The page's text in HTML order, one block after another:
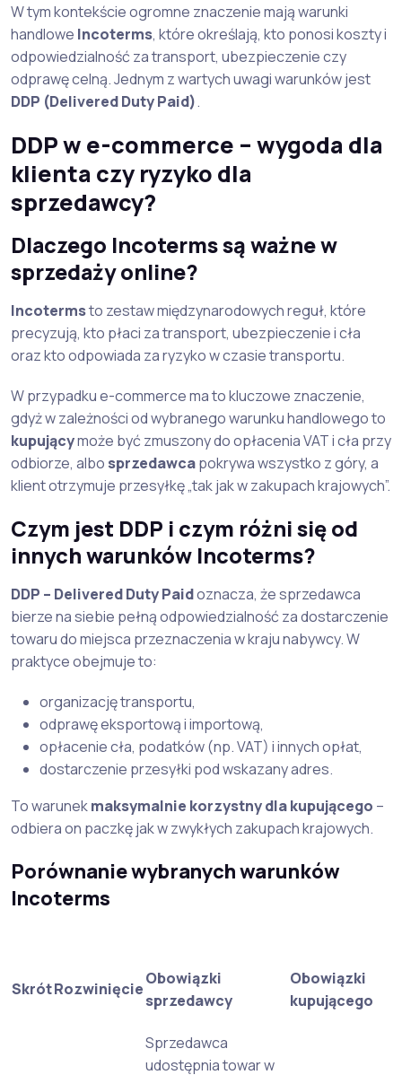
W tym kontekście ogromne znaczenie mają warunki
handlowe Incoterms, które określają, kto ponosi koszty i
odpowiedzialność za transport, ubezpieczenie czy
odprawę celną. Jednym z wartych uwagi warunków jest
DDP (Delivered Duty Paid).
DDP w e-commerce – wygoda dla
klienta czy ryzyko dla
sprzedawcy?
Dlaczego Incoterms są ważne w
sprzedaży online?
Incotermsto zestaw międzynarodowych reguł, które
precyzują, kto płaci za transport, ubezpieczenie i cła
oraz kto odpowiada za ryzyko w czasie transportu.
W przypadku e-commerce ma to kluczowe znaczenie,
gdyż w zależności od wybranego warunku handlowego to
kupującymoże być zmuszony do opłacenia VAT i cła przy
odbiorze, albo sprzedawcapokrywa wszystko z góry, a
klient otrzymuje przesyłkę „tak jak w zakupach krajowych”.
Czym jest DDP i czym różni się od
innych warunków Incoterms?
DDP – Delivered Duty Paidoznacza, że sprzedawca
bierze na siebie pełną odpowiedzialność za dostarczenie
towaru do miejsca przeznaczenia w kraju nabywcy. W
praktyce obejmuje to:
organizację transportu,
odprawę eksportową i importową,
opłacenie cła, podatków (np. VAT) i innych opłat,
dostarczenie przesyłki pod wskazany adres.
To warunekmaksymalnie korzystny dla kupującego –
odbiera on paczkę jak w zwykłych zakupach krajowych.
Porównanie wybranych warunków
Incoterms
SkrótRozwinięcie
Obowiązki
sprzedawcy
Obowiązki
kupującego
Sprzedawca
udostępnia towar w